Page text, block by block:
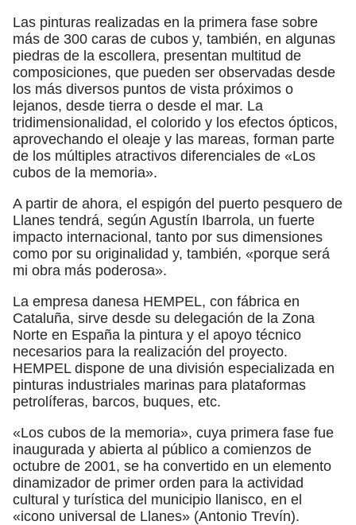
Las pinturas realizadas en la primera fase sobre
más de 300 caras de cubos y, también, en algunas
piedras de la escollera, presentan multitud de
composiciones, que pueden ser observadas desde
los más diversos puntos de vista próximos o
lejanos, desde tierra o desde el mar. La
tridimensionalidad, el colorido y los efectos ópticos,
aprovechando el oleaje y las mareas, forman parte
de los múltiples atractivos diferenciales de «Los
cubos de la memoria».
A partir de ahora, el espigón del puerto pesquero de
Llanes tendrá, según Agustín Ibarrola, un fuerte
impacto internacional, tanto por sus dimensiones
como por su originalidad y, también, «porque será
mi obra más poderosa».
La empresa danesa HEMPEL, con fábrica en
Cataluña, sirve desde su delegación de la Zona
Norte en España la pintura y el apoyo técnico
necesarios para la realización del proyecto.
HEMPEL dispone de una división especializada en
pinturas industriales marinas para plataformas
petrolíferas, barcos, buques, etc.
«Los cubos de la memoria», cuya primera fase fue
inaugurada y abierta al público a comienzos de
octubre de 2001, se ha convertido en un elemento
dinamizador de primer orden para la actividad
cultural y turística del municipio llanisco, en el
«icono universal de Llanes» (Antonio Trevín).